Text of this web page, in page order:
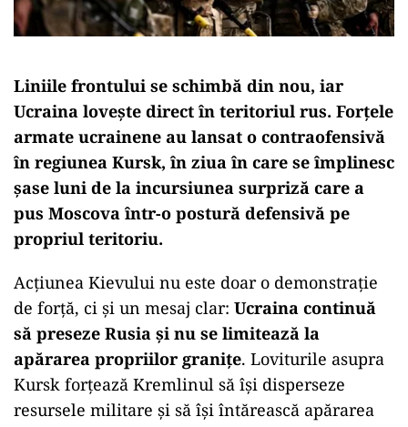
Liniile frontului se schimbă din nou, iar
Ucraina lovește direct în teritoriul rus. Forțele
armate ucrainene au lansat o contraofensivă
în regiunea Kursk, în ziua în care se împlinesc
șase luni de la incursiunea surpriză care a
pus Moscova într-o postură defensivă pe
propriul teritoriu.
Acțiunea Kievului nu este doar o demonstrație
de forță, ci și un mesaj clar: Ucraina continuă
să preseze Rusia și nu se limitează la
apărarea propriilor granițe. Loviturile asupra
Kursk forțează Kremlinul să își disperseze
resursele militare și să își întărească apărarea